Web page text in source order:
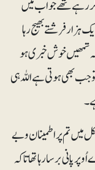
رہے تھے جواب میں
فرشتے بھیج رہا
تمھیں خوش خبری ہو
بھی ہوتی ہے اللہ ہی
تم پر اطمینان و بے
پانی برسا رہا تھا تاکہ